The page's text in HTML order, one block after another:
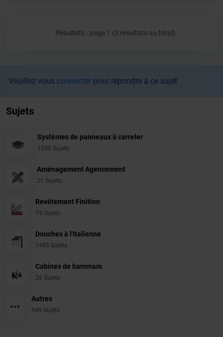
Résultats - page 1 (3 résultats au total)
Veuillez vous connecter pour répondre à ce sujet
Sujets
Systèmes de panneaux à carreler
1206 Sujets
Aménagement Agencement
21 Sujets
Revêtement Finition
19 Sujets
Douches à l'Italienne
1485 Sujets
Cabines de hammam
26 Sujets
Autres
949 Sujets